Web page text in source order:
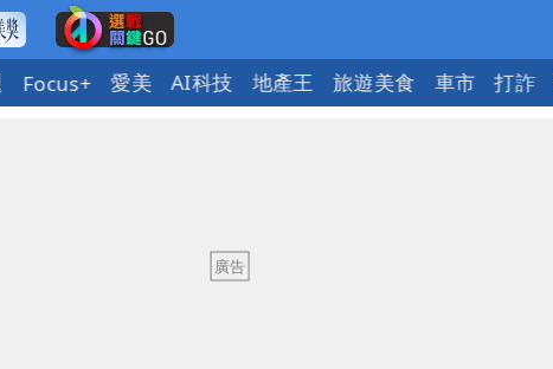
Focus+ 愛美 AI科技 地產王 旅遊美食 車市 打詐